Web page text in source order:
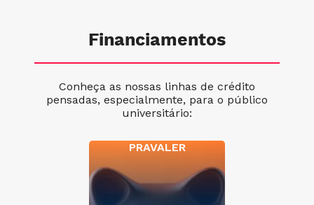
Financiamentos
Conheça as nossas linhas de crédito
pensadas, especialmente, para o público
universitário:
PRAVALER